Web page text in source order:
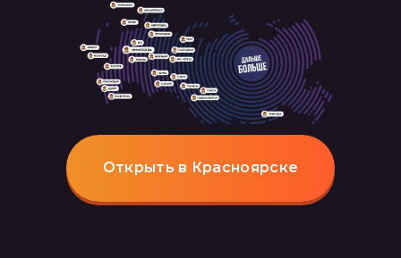
Открыть в Красноярске